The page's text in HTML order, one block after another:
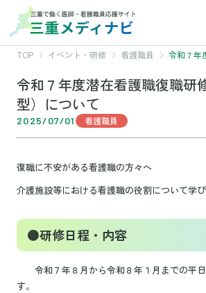
TOP イベント・研修 看護職員 令和７年
令和７年度潜在看護職復職研
型）について
2025/07/01 看護職員
復職に不安がある看護職の方々へ
介護施設等における看護職の役割について学び
●研修日程・内容
令和７年８月から令和８年１月までの平
す。